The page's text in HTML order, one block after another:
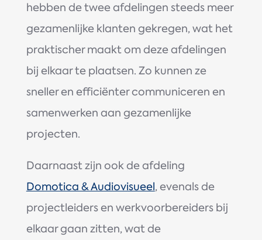
hebben de twee afdelingen steeds meer
gezamenlijke klanten gekregen, wat het
praktischer maakt om deze afdelingen
bij elkaar te plaatsen. Zo kunnen ze
sneller en efficiënter communiceren en
samenwerken aan gezamenlijke
projecten.
Daarnaast zijn ook de afdeling
Domotica & Audiovisueel, evenals de
projectleiders en werkvoorbereiders bij
elkaar gaan zitten, wat de